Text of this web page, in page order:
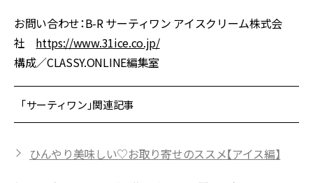
お問い合わせ：B-R サーティワン アイスクリーム株式会
社 https://www.31ice.co.jp/
構成／CLASSY.ONLINE編集室
「サーティワン」関連記事
ひんやり美味しい♡お取り寄せのススメ【アイス編】